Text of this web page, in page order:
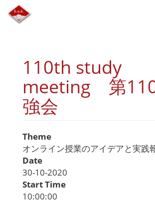
Skip
110th study
meeting 第
強会
Theme
オンライン授業のアイデアと実践
Date
30-10-2020
Start Time
10:00:00